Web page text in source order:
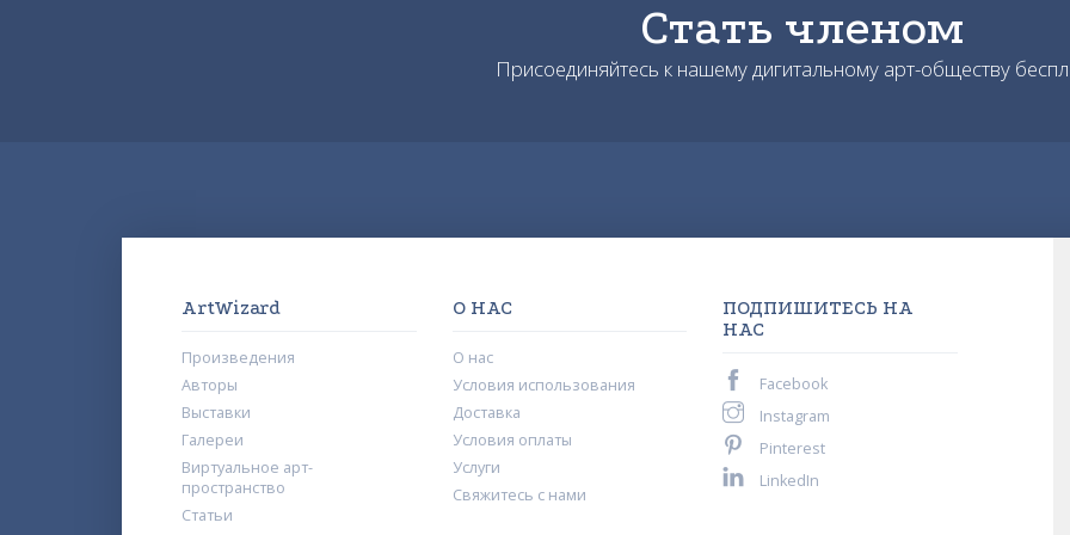
Стать членом
Присоединяйтесь к нашему дигитальному арт-обществу
ArtWizard
Произведения
Авторы
Выставки
Галереи
Виртуальное арт-
пространство
Статьи
О НАС
О нас
Условия использования
Доставка
Условия оплаты
Услуги
Свяжитесь с нами
ПОДПИШИТЕСЬ НА
НАС
Facebook
Instagram
Pinterest
LinkedIn